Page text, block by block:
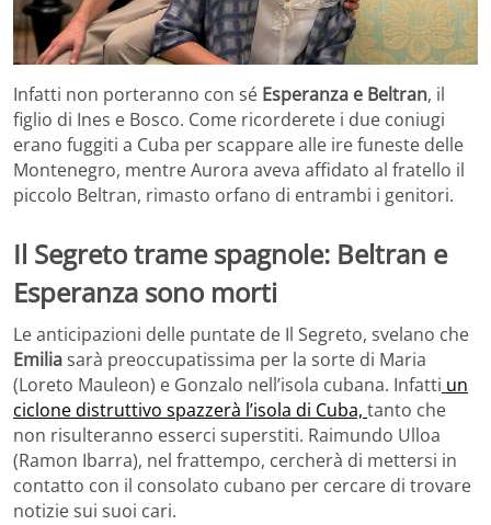
Infatti non porteranno con sé Esperanza e Beltran, il
figlio di Ines e Bosco. Come ricorderete i due coniugi
erano fuggiti a Cuba per scappare alle ire funeste delle
Montenegro, mentre Aurora aveva affidato al fratello il
piccolo Beltran, rimasto orfano di entrambi i genitori.
Il Segreto trame spagnole: Beltran e
Esperanza sono morti
Le anticipazioni delle puntate de Il Segreto, svelano che
Emiliasarà preoccupatissima per la sorte di Maria
(Loreto Mauleon) e Gonzalo nell’isola cubana. Infatti un
ciclone distruttivo spazzerà l’isola di Cuba, tanto che
non risulteranno esserci superstiti. Raimundo Ulloa
(Ramon Ibarra), nel frattempo, cercherà di mettersi in
contatto con il consolato cubano per cercare di trovare
notizie sui suoi cari.